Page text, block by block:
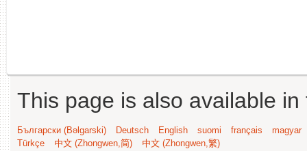
This page is also available
Български (Bəlgarski) Deutsch English suomi français
magyar
Türkçe
中文 (Zhongwen,简) 中文 (Zhongwen,繁)